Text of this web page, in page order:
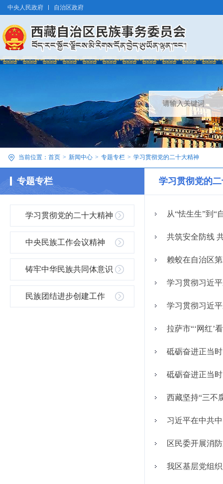
中央人民政府 自治区政府
当前位置： 首页 > 新闻中心 > 专题专栏 > 学习贯彻党的二十大精神
专题专栏
学习贯彻党的二十大精神
中央民族工作会议精神
铸牢中华民族共同体意识
民族团结进步创建工作
学习贯彻党的
从“怯生生”到
共筑安全防线
赖蛟在自治区
学习贯彻习近
学习贯彻习近
拉萨市“‘网红’
砥砺奋进正当
砥砺奋进正当
西藏坚持“三不
习近平在中共
区民委开展消
我区基层党组